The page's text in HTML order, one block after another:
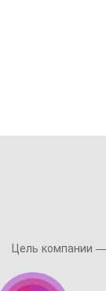
Цель компании